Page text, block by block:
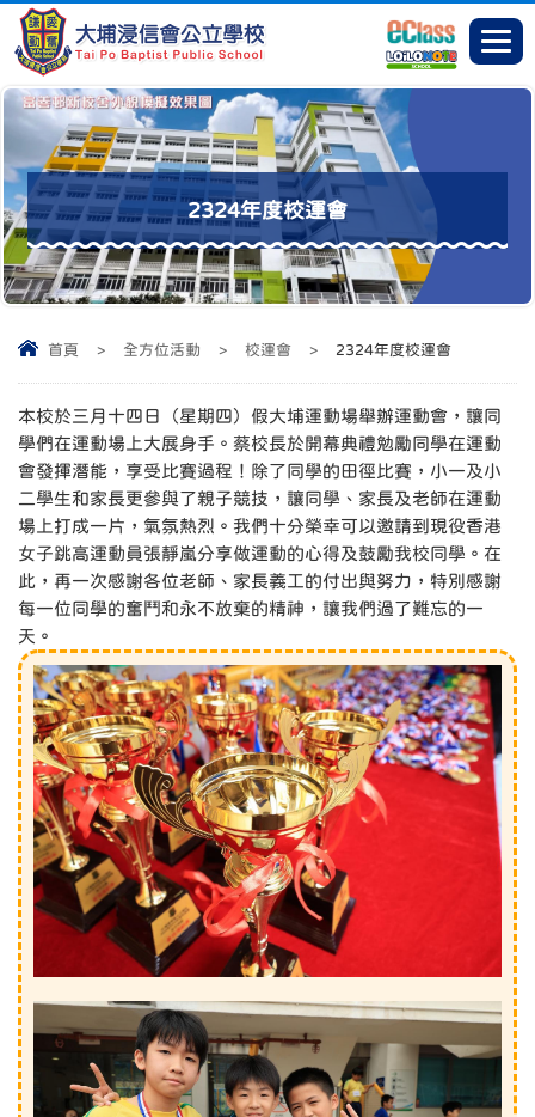
2324年度校運會
首頁 > 全方位活動 > 校運會 > 2324年度校運會
本校於三月十四日（星期四）假大埔運動場舉辦運動會，讓同
學們在運動場上大展身手。蔡校長於開幕典禮勉勵同學在運動
會發揮潛能，享受比賽過程！除了同學的田徑比賽，小一及小
二學生和家長更參與了親子競技，讓同學、家長及老師在運動
場上打成一片，氣氛熱烈。我們十分榮幸可以邀請到現役香港
女子跳高運動員張靜嵐分享做運動的心得及鼓勵我校同學。在
此，再一次感謝各位老師、家長義工的付出與努力，特別感謝
每一位同學的奮鬥和永不放棄的精神，讓我們過了難忘的一
天。